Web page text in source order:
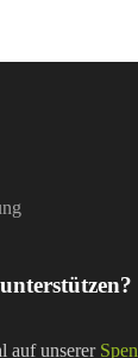
auf unserer